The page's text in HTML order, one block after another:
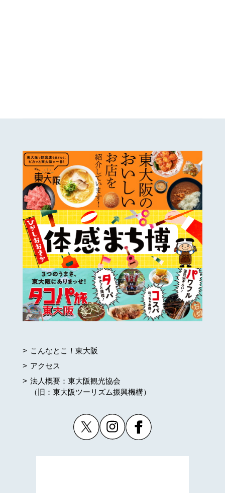
こんなとこ！東大阪
アクセス
法人概要：東大阪観光協会
（旧：東大阪ツーリズム振興機構）